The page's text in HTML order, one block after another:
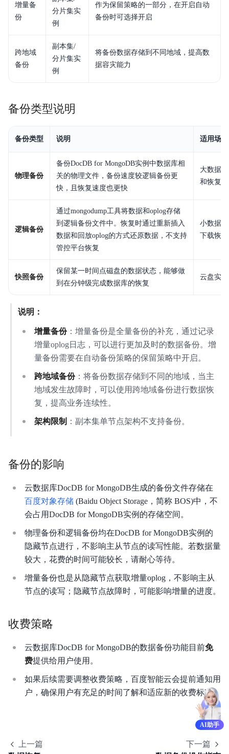
API参考
常见问题
增量备
份
分片集实
例
作为保留策略的一部分，在开启自动
备份时可选择开启
跨地域
备份
副本集/
分片集实
例
将备份数据存储到不同地域，提高数
据容灾能力
备份类型说明
备份类型 说明 适用场景
物理备份
备份DocDB for MongoDB实例中数据库相
关的物理文件，备份速度较逻辑备份更
快，且恢复速度也更快
大数据
和恢复
逻辑备份
通过mongodump工具将数据和oplog存储
到逻辑备份文件中。恢复时通过重新插入
数据和回放oplog的方式还原数据，不支持
管控平台恢复
小数据
下载恢复
快照备份
保留某一时间点磁盘的数据状态，能够做
到在分钟级完成数据库的恢复
云盘实
说明：
增量备份：增量备份是全量备份的补充，通过记录
增量oplog日志，可以进行更加及时的数据备份。增
量备份需要在自动备份策略的保留策略中开启。
跨地域备份：将备份数据存储到不同的地域，当主
地域发生故障时，可以使用跨地域备份进行数据恢
复，提高业务连续性。
架构限制 ：副本集单节点架构不支持备份。
备份的影响
云数据库DocDB for MongoDB生成的备份文件存储在
百度对象存储 (Baidu Object Storage，简称 BOS)中，不
会占用DocDB for MongoDB实例的存储空间。
物理备份和逻辑备份均在DocDB for MongoDB实例的
隐藏节点进行，不影响主从节点的读写性能。若数据量
较大，花费的时间可能较长，请耐心等待。
增量备份也是从隐藏节点获取增量oplog，不影响主从
节点的读写；隐藏节点故障时，可能影响增量的进度。
收费策略
云数据库DocDB for MongoDB的数据备份功能目前免
费提供给用户使用。
如果后续需要调整收费策略，百度智能云会提前通知用
户，确保用户有充足的时间了解和适应新的收费标准。
上一篇
下一篇
AI助手